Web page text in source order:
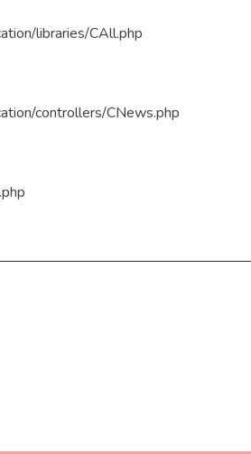
libraries/CAll.php
controllers/CNews.php